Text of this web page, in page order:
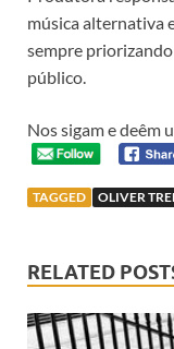
música alternativa
sempre
público.
Nos sigam e deêm
TAGGED OLIVER
RELATED